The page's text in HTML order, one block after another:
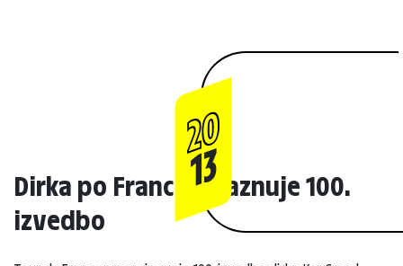
20
13
Dirka po Franciji praznuje 100.
izvedbo